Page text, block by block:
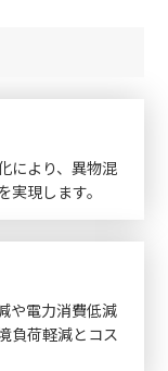
により、異物混
現します。
や電力消費低減
負荷軽減とコス